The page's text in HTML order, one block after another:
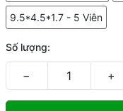
9.5*4.5*1.7 - 5 Viên
Số lượng:
− +